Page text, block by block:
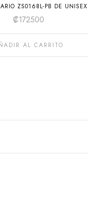
ZS0168L-PB DE UNISEX
₡172500
AL CARRITO